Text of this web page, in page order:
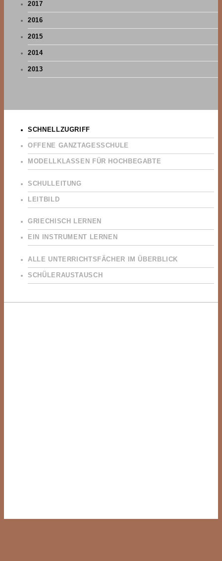
2017
2016
2015
2014
2013
SCHNELLZUGRIFF
OFFENE GANZTAGESSCHULE
MODELLKLASSEN FÜR HOCHBEGABTE
SCHULLEITUNG
LEITBILD
GRIECHISCH LERNEN
EIN INSTRUMENT LERNEN
ALLE UNTERRICHTSFÄCHER IM ÜBERBLICK
SCHÜLERAUSTAUSCH